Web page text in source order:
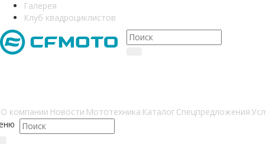
Галерея
Клуб квадроциклистов
О компании Новости Мототехника Каталог Спецпредложения